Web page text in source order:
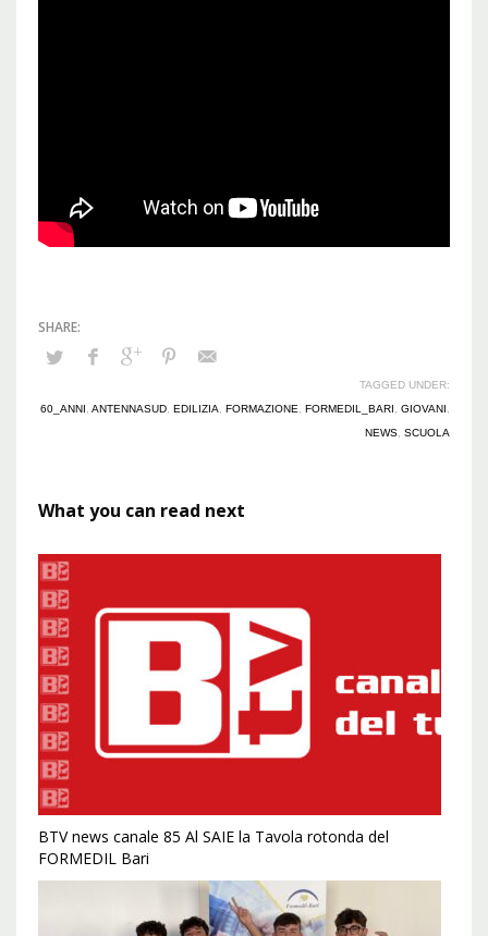
TAGGED UNDER:
60_ANNI ANTENNASUD EDILIZIA FORMAZIONE FORMEDIL_BARI GIOVANI
NEWS SCUOLA
What you can read next
BTV news canale 85 Al SAIE la Tavola rotonda del
FORMEDIL Bari